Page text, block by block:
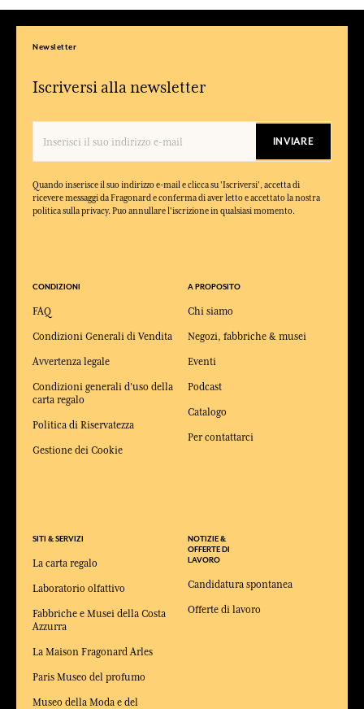
Newsletter
Iscriversi alla newsletter
INVIARE
Quando inserisce il suo indirizzo e-mail e clicca su 'Iscriversi', accetta di
ricevere messaggi da Fragonard e conferma di aver letto e accettato la nostra
politica sulla privacy. Puo annullare l'iscrizione in qualsiasi momento.
CONDIZIONI
FAQ
Condizioni Generali di Vendita
Avvertenza legale
Condizioni generali d'uso della
carta regalo
Politica di Riservatezza
Gestione dei Cookie
SITI & SERVIZI
La carta regalo
Laboratorio olfattivo
Fabbriche e Musei della Costa
Azzurra
La Maison Fragonard Arles
Paris Museo del profumo
Museo della Moda e del
A PROPOSITO
Chi siamo
Negozi, fabbriche & musei
Eventi
Podcast
Catalogo
Per contattarci
NOTIZIE &
OFFERTE DI
LAVORO
Candidatura spontanea
Offerte di lavoro